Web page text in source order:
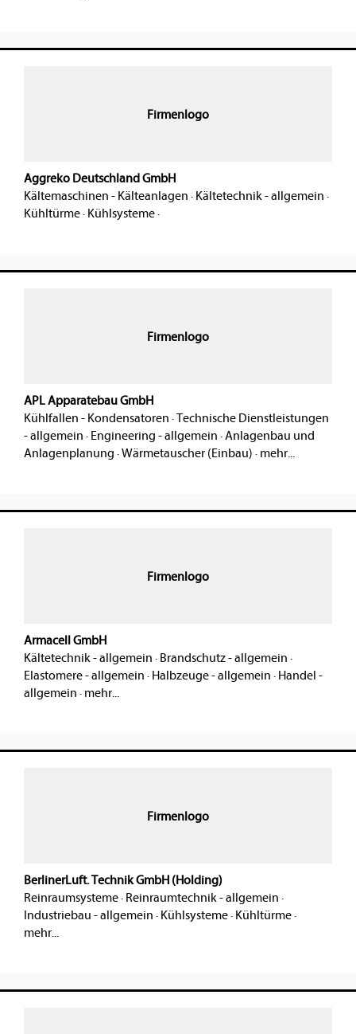
Firmenlogo
Aggreko Deutschland GmbH
Kältemaschinen - Kälteanlagen · Kältetechnik - allgemein ·
Kühltürme· Kühlsysteme·
Firmenlogo
APL Apparatebau GmbH
Kühlfallen - Kondensatoren ·Technische Dienstleistungen
- allgemein · Engineering - allgemein ·Anlagenbau und
Anlagenplanung ·Wärmetauscher (Einbau) · mehr...
Firmenlogo
Armacell GmbH
Kältetechnik - allgemein · Brandschutz - allgemein ·
Elastomere - allgemein · Halbzeuge - allgemein · Handel -
allgemein · mehr...
Firmenlogo
BerlinerLuft. Technik GmbH (Holding)
Reinraumsysteme· Reinraumtechnik - allgemein ·
Industriebau - allgemein · Kühlsysteme· Kühltürme·
mehr...